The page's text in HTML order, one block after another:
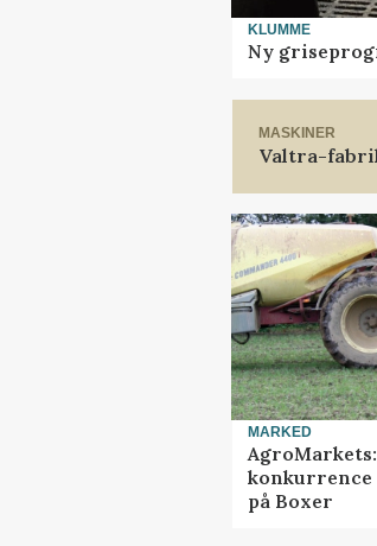
KLUMME
Ny
MASKINER
Valtra-
MARKED
på Boxer